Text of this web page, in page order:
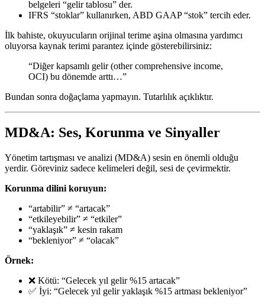
belgeleri “gelir tablosu” der.
IFRS “stoklar” kullanırken, ABD GAAP “stok” tercih eder.
İlk bahiste, okuyucuların orijinal terime aşina olmasına yardımcı
oluyorsa kaynak terimi parantez içinde gösterebilirsiniz:
“Diğer kapsamlı gelir (other comprehensive income,
OCI) bu dönemde arttı…”
Bundan sonra doğaçlama yapmayın. Tutarlılık açıklıktır.
MD&A: Ses, Korunma ve Sinyaller
Yönetim tartışması ve analizi (MD&A) sesin en önemli olduğu
yerdir. Göreviniz sadece kelimeleri değil, sesi de çevirmektir.
Korunma dilini koruyun:
“artabilir” ≠ “artacak”
“etkileyebilir” ≠ “etkiler”
“yaklaşık” ≠ kesin rakam
“bekleniyor” ≠ “olacak”
Örnek:
❌ Kötü: “Gelecek yıl gelir %15 artacak”
✅ İyi: “Gelecek yıl gelir yaklaşık %15 artması bekleniyor”